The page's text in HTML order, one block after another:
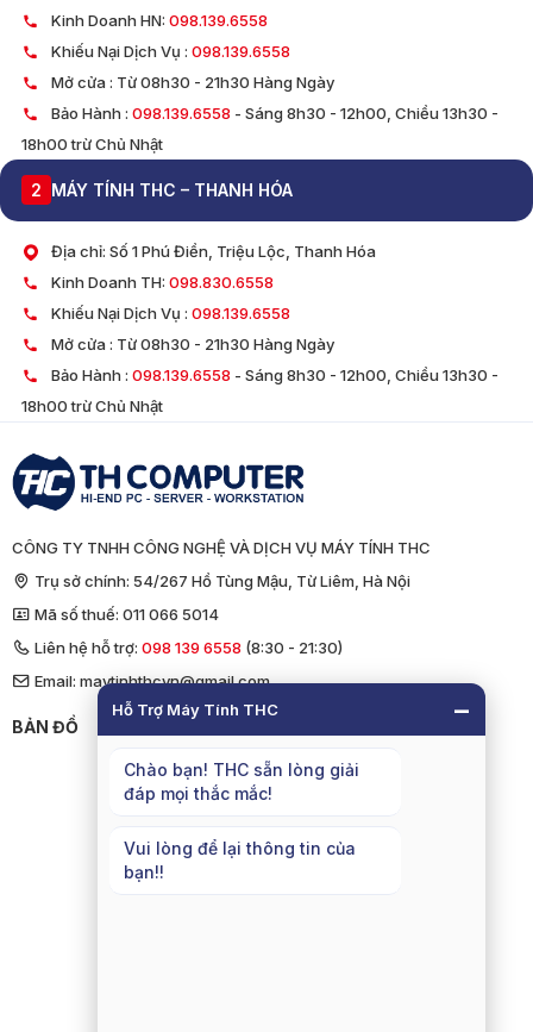
Hỗ Trợ Máy Tính THC −
Chào bạn! THC sẵn lòng giải
đáp mọi thắc mắc!
Vui lòng để lại thông tin của
bạn!!
Kinh Doanh HN: 098.139.6558
Khiếu Nại Dịch Vụ : 098.139.6558
Mở cửa : Từ 08h30 - 21h30 Hàng Ngày
Bảo Hành : 098.139.6558 - Sáng 8h30 - 12h00, Chiều 13h30 -
18h00 trừ Chủ Nhật
2 MÁY TÍNH THC – THANH HÓA
Địa chỉ: Số 1 Phú Điền, Triệu Lộc, Thanh Hóa
Kinh Doanh TH: 098.830.6558
Khiếu Nại Dịch Vụ : 098.139.6558
Mở cửa : Từ 08h30 - 21h30 Hàng Ngày
Bảo Hành : 098.139.6558 - Sáng 8h30 - 12h00, Chiều 13h30 -
18h00 trừ Chủ Nhật
CÔNG TY TNHH CÔNG NGHỆ VÀ DỊCH VỤ MÁY TÍNH THC
Trụ sở chính: 54/267 Hồ Tùng Mậu, Từ Liêm, Hà Nội
Mã số thuế: 011 066 5014
Liên hệ hỗ trợ: 098 139 6558 (8:30 - 21:30)
Email: maytinhthcvn@gmail.com
BẢN ĐỒ